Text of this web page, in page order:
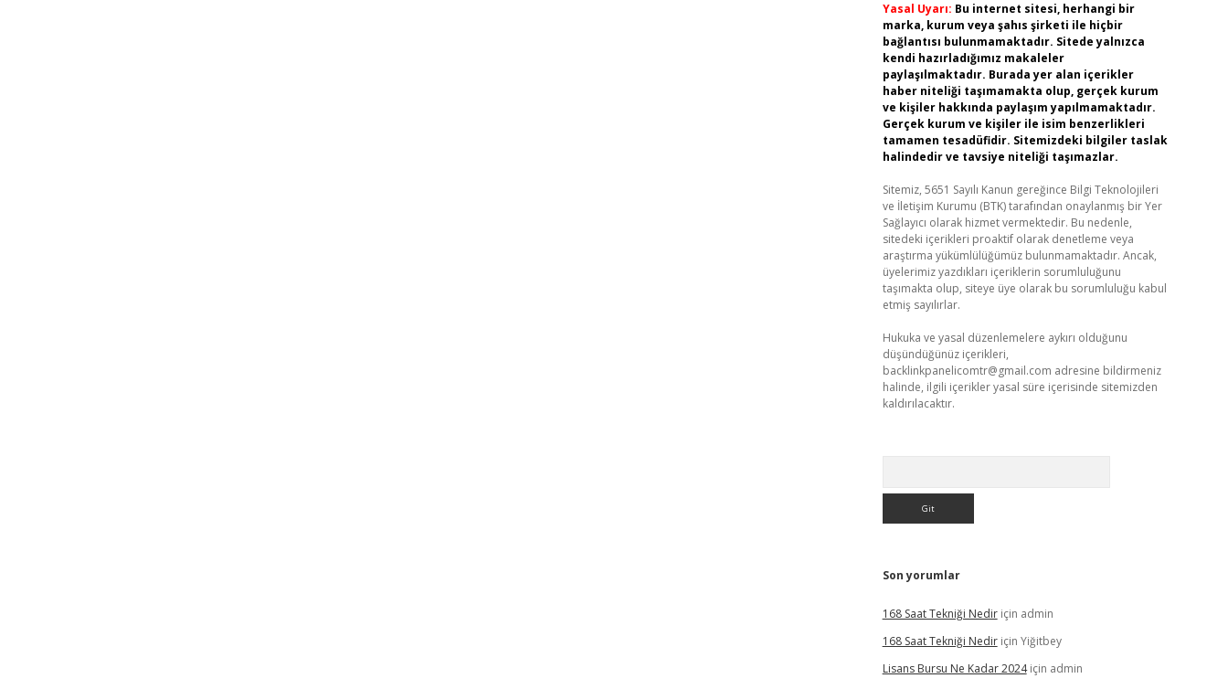
Yasal Uyarı: Bu internet sitesi, herhangi bir
marka, kurum veya şahıs şirketi ile hiçbir
bağlantısı bulunmamaktadır. Sitede yalnızca
kendi hazırladığımız makaleler
paylaşılmaktadır. Burada yer alan içerikler
haber niteliği taşımamakta olup, gerçek kurum
ve kişiler hakkında paylaşım yapılmamaktadır.
Gerçek kurum ve kişiler ile isim benzerlikleri
tamamen tesadüfidir. Sitemizdeki bilgiler taslak
halindedir ve tavsiye niteliği taşımazlar.
Sitemiz, 5651 Sayılı Kanun gereğince Bilgi Teknolojileri
ve İletişim Kurumu (BTK) tarafından onaylanmış bir Yer
Sağlayıcı olarak hizmet vermektedir. Bu nedenle,
sitedeki içerikleri proaktif olarak denetleme veya
araştırma yükümlülüğümüz bulunmamaktadır. Ancak,
üyelerimiz yazdıkları içeriklerin sorumluluğunu
taşımakta olup, siteye üye olarak bu sorumluluğu kabul
etmiş sayılırlar.
Hukuka ve yasal düzenlemelere aykırı olduğunu
düşündüğünüz içerikleri,
backlinkpanelicomtr@gmail.com adresine bildirmeniz
halinde, ilgili içerikler yasal süre içerisinde sitemizden
kaldırılacaktır.
Son yorumlar
168 Saat Tekniği Nediriçin admin
168 Saat Tekniği Nediriçin Yiğitbey
Lisans Bursu Ne Kadar 2024için admin